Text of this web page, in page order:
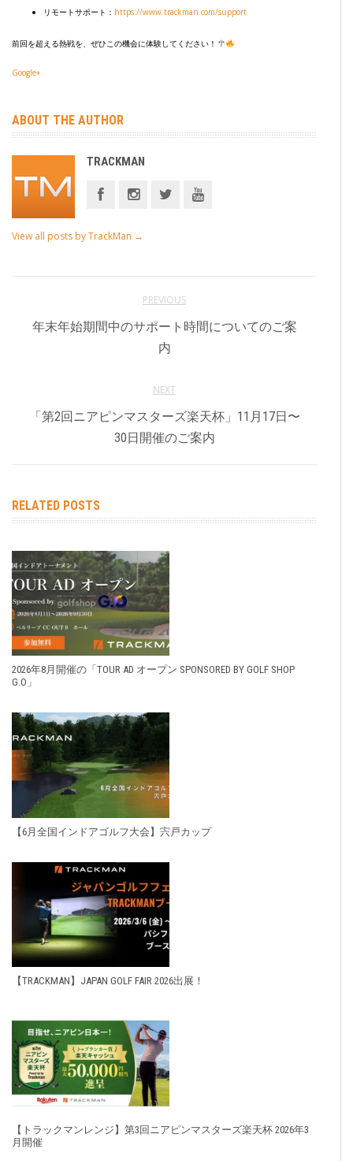
リモートサポート： https://www.trackman.com/support
前回を超える熱戦を、ぜひこの機会に体験してください！
Google+
ABOUT THE AUTHOR
TRACKMAN
View all posts by TrackMan →
PREVIOUS
年末年始期間中のサポート時間についてのご案
内
NEXT
「第2回ニアピンマスターズ楽天杯」11月17日〜
30日開催のご案内
RELATED POSTS
2026年8月開催の「TOUR AD オープン SPONSORED BY GOLF SHOP
G.O」
【6月全国インドアゴルフ大会】宍戸カップ
【TRACKMAN】JAPAN GOLF FAIR 2026出展！
【トラックマンレンジ】第3回ニアピンマスターズ楽天杯 2026年3
月開催